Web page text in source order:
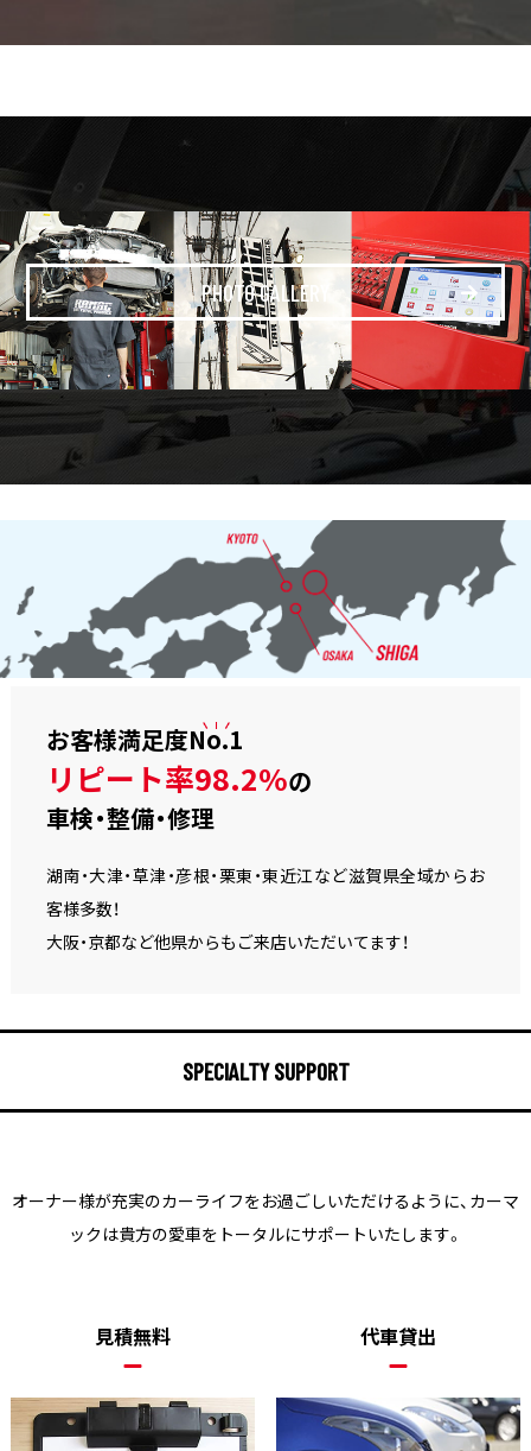
PHOTO GALLERY
お客様満足度No.1
リピート率98.2%の
車検・整備・修理
湖南・大津・草津・彦根・栗東・東近江など滋賀県全域からお
客様多数！
大阪・京都など他県からもご来店いただいてます！
SPECIALTY SUPPORT
オーナー様が充実のカーライフをお過ごしいただけるように、 カーマ
ックは貴方の愛車をトータルにサポートいたします。
見積無料 代車貸出